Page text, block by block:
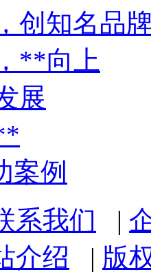
创知名品
**向上
展
案例
系我们 |
介绍 | 版